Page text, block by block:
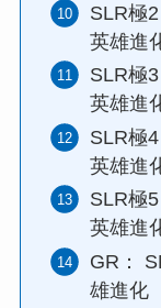
SLR極
英雄進
SLR極
英雄進
SLR極
英雄進
SLR極
英雄進
GR：
雄進化